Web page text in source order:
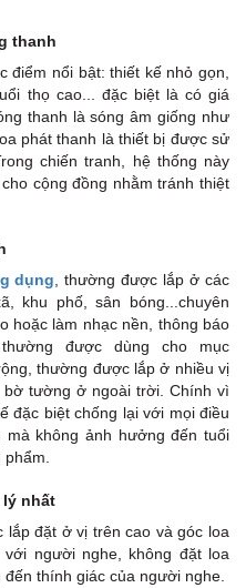
thanh
điểm nổi bật: thiết kế nhỏ gọn,
thọ cao... đặc biệt là có giá
thanh là sóng âm giống như
phát thanh là thiết bị được sử
chiến tranh, hệ thống này
cộng đồng nhằm tránh thiệt
dụng , thường được lắp ở các
khu phố, sân bóng...chuyên
hoặc làm nhạc nền, thông báo
được dùng cho mục
thường được lắp ở nhiều vị
tường ở ngoài trời. Chính vì
đặc biệt chống lại với mọi điều
mà không ảnh hưởng đến tuổi
lý nhất
lắp đặt ở vị trên cao và góc loa
người nghe, không đặt loa
thính giác của người nghe.